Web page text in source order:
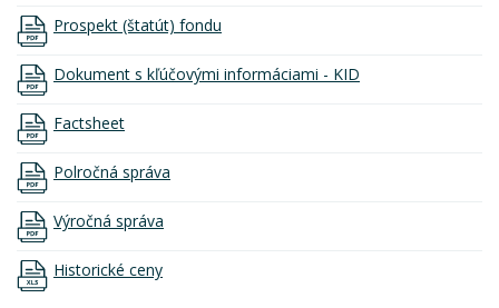
Prospekt (štatút) fondu
Dokument s kľúčovými informáciami - KID
Factsheet
Polročná správa
Výročná správa
Historické ceny